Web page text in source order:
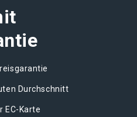
Durchschnitt
EC-Karte